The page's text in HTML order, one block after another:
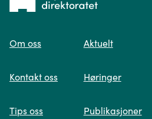
søk og viser deg vår
forsiden
Om oss
Kontakt oss
Tips oss
Aktuelt
Høringer
Publikasjoner